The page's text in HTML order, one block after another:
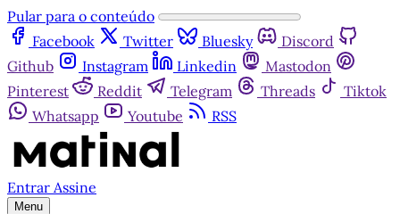
Pular para o conteúdo
Facebook
Twitter Bluesky
Discord
Github
Instagram Linkedin
Mastodon
Pinterest
Reddit Telegram Threads
Tiktok
Whatsapp
Youtube RSS
Entrar Assine
Menu